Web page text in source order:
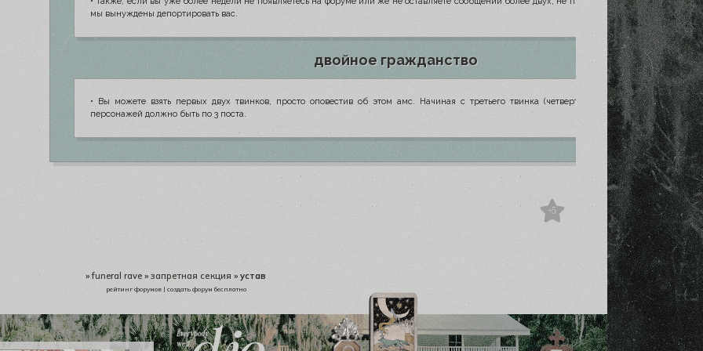
мы вынуждены депортировать вас.
двойное гражданство
• Вы можете взять первых двух твинков, просто оповестив об этом амс. Начиная с третьего твинка (четвертого профиля) на каждом из
персонажей должно быть по 3 поста.
+5
»funeral rave » запретная секция » устав
рейтинг форумов| создать форум бесплатно